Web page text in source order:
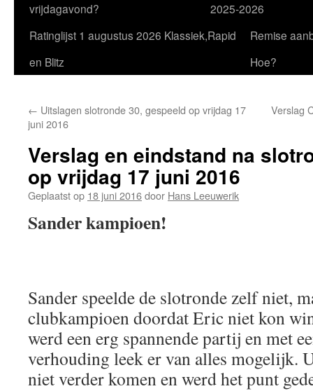
vrijdagavond?
2025-2026
Ratinglijst 1 augustus 2026 Klassiek,Rapid
en Blitz
Remise
Hoe?
← Uitslagen slotronde 30, gespeeld op vrijdag 17
juni 2016
Verslag
Verslag en eindstand na
op vrijdag 17 juni 2016
Geplaatst op 18 juni 2016door Hans Leeuwerik
Sander kampioen!
Sander speelde de slotronde zelf niet,
clubkampioen doordat Eric niet kon
werd een erg spannende partij en met
verhouding leek er van alles mogelijk.
niet verder komen en werd het punt